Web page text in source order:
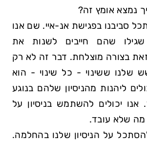
נמצא אומץ זה?
סביבנו בפגישת אנ-איי. שם אנו
שגילו שהם חייבים לשנות את
בצורה מוצלחת. דבר זה לא רק
שלנו ששינוי - כל שינוי - הוא
ליהנות מהניסיון שלהם בנוגע
יכולים להשתמש בניסיון על
שלא עובד.
על הניסיון שלנו בהחלמה.